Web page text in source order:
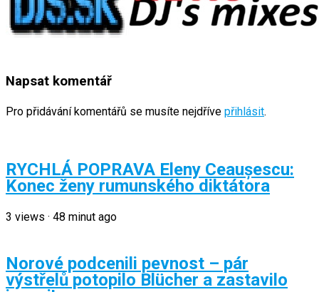
Napsat komentář
Pro přidávání komentářů se musíte nejdříve přihlásit.
RYCHLÁ POPRAVA Eleny Ceaușescu:
Konec ženy rumunského diktátora
3 views · 48 minut ago
Norové podcenili pevnost – pár
výstřelů potopilo Blücher a zastavilo